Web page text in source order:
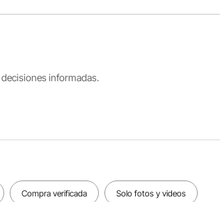
de
de carga
Color
≥ 115°
Funcionalidad
de válvulas
Ver todas las especificaciones
informadas.
Compra verificada Solo fotos y videos